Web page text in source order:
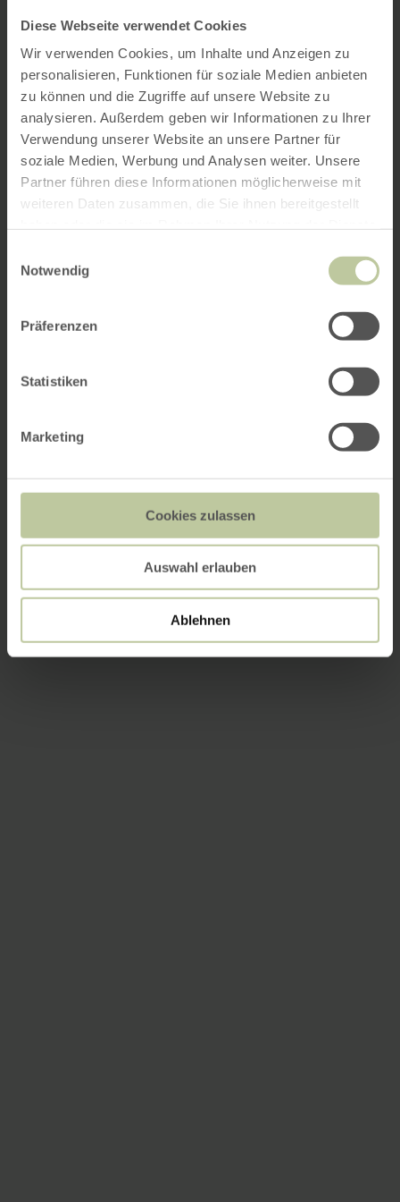
Diese Webseite verwendet Cookies
Wir verwenden Cookies, um Inhalte und Anzeigen zu
personalisieren, Funktionen für soziale Medien anbieten
zu können und die Zugriffe auf unsere Website zu
analysieren. Außerdem geben wir Informationen zu Ihrer
Verwendung unserer Website an unsere Partner für
soziale Medien, Werbung und Analysen weiter. Unsere
Partner führen diese Informationen möglicherweise mit
weiteren Daten zusammen, die Sie ihnen bereitgestellt
Notwendig
Präferenzen
Statistiken
Marketing
Cookies zulassen
Auswahl erlauben
Ablehnen